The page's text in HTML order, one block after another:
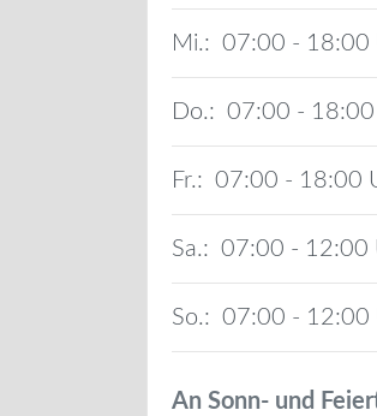
Mi.: 07:00 - 18:00
Do.: 07:00 - 18:00
Fr.: 07:00 - 18:00
Sa.: 07:00 - 12:00
So.: 07:00 - 12:00
An Sonn- und